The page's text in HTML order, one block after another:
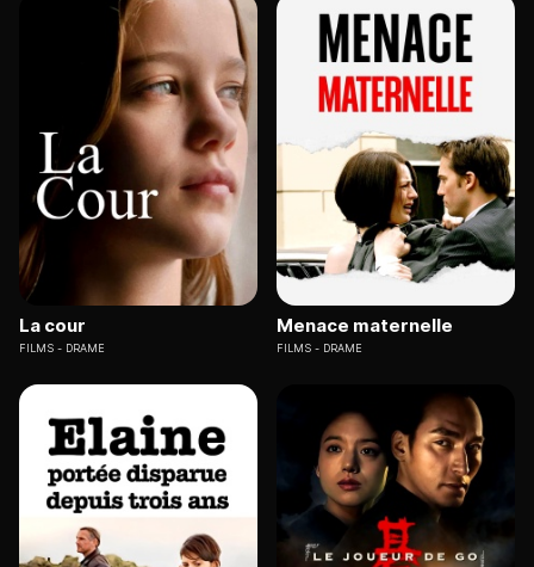
La cour
FILMS DRAME
Menace maternelle
FILMS DRAME